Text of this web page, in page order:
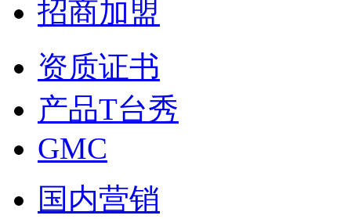
招商加盟
资质证书
产品T台秀
GMC
国内营销